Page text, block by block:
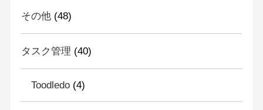
その他(48)
タスク管理 (40)
Toodledo(4)